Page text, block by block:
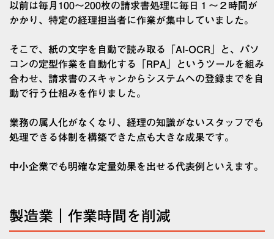
以前は毎月100〜200枚の請求書処理に毎日１〜２時間が
かかり、特定の経理担当者に作業が集中していました。
そこで、紙の文字を自動で読み取る「AI-OCR」と、パソ
コンの定型作業を自動化する「RPA」というツールを組み
合わせ、請求書のスキャンからシステムへの登録までを自
動で行う仕組みを作りました。
業務の属人化がなくなり、経理の知識がないスタッフでも
処理できる体制を構築できた点も大きな成果です。
中小企業でも明確な定量効果を出せる代表例といえます。
製造業｜作業時間を削減